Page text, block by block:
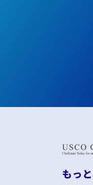
もっと